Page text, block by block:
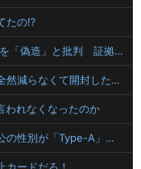
たの⁉
【物議】青汁王子、熊本への1000万円寄付を「偽造」と批判 証拠提示後の対応に疑問の声
そんなに料理しない人がオイスター買うと全然減らなくて開封したまま消費期限きて使えなくなるんだよな
われなくなったのか
【画像】最新ファイヤーエンブレム、主人公の性別が「Type-A」と「Type-B」になってしまう
カードだろ！